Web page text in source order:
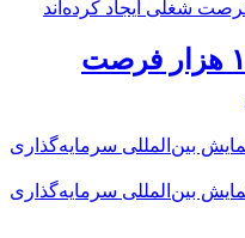
تعاونی‌های همدان ۱۹ هزار فرصت